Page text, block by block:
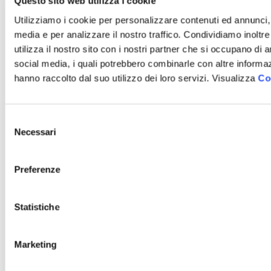
Utilizziamo i cookie per personalizzare contenuti ed
media e per analizzare il nostro traffico. Condividiamo
utilizza il nostro sito con i nostri partner che si occupano di
social media, i quali potrebbero combinarle con altre
hanno raccolto dal suo utilizzo dei loro servizi. Visualizza
delNecessari
Preferenze
Statistiche
Marketing
procedimenti ex D.L. 90/2014 art. 24,
comma 3bis
Procedimenti di autorizzazione e
concessione
Dichiarazioni sostitutive e